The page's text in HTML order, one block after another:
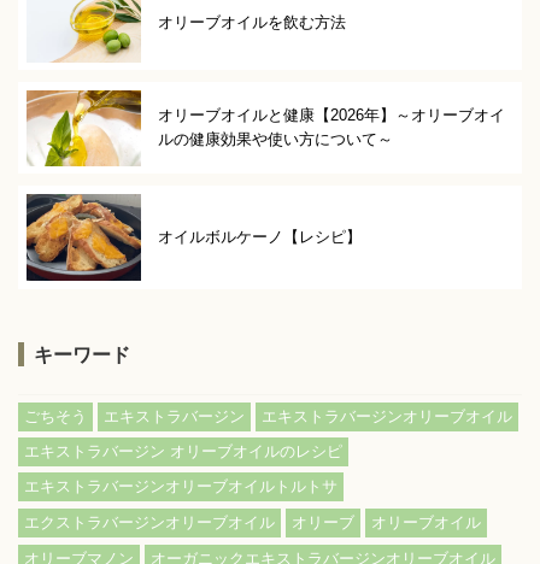
オリーブオイルを飲む方法
オリーブオイルと健康【2026年】～オリーブオイ
ルの健康効果や使い方について～
オイルボルケーノ【レシピ】
キーワード
ごちそう エキストラバージン
エキストラバージンオリーブオイル
エキストラバージン オリーブオイルのレシピ
エキストラバージンオリーブオイルトルトサ
エクストラバージンオリーブオイル
オリーブ
オリーブオイル
オリーブマノン
オーガニックエキストラバージンオリーブオイル